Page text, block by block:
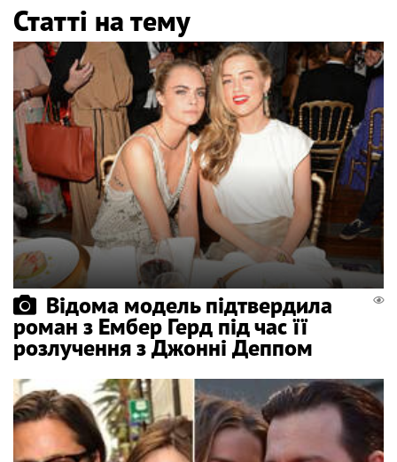
Статті на тему
Відома модель підтвердила
роман з Ембер Герд під час її
розлучення з Джонні Деппом